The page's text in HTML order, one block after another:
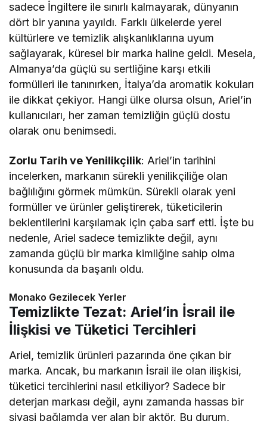
sadece İngiltere ile sınırlı kalmayarak, dünyanın
dört bir yanına yayıldı. Farklı ülkelerde yerel
kültürlere ve temizlik alışkanlıklarına uyum
sağlayarak, küresel bir marka haline geldi. Mesela,
Almanya’da güçlü su sertliğine karşı etkili
formülleri ile tanınırken, İtalya’da aromatik kokuları
ile dikkat çekiyor. Hangi ülke olursa olsun, Ariel’in
kullanıcıları, her zaman temizliğin güçlü dostu
olarak onu benimsedi.
Zorlu Tarih ve Yenilikçilik: Ariel’in tarihini
incelerken, markanın sürekli yenilikçiliğe olan
bağlılığını görmek mümkün. Sürekli olarak yeni
formüller ve ürünler geliştirerek, tüketicilerin
beklentilerini karşılamak için çaba sarf etti. İşte bu
nedenle, Ariel sadece temizlikte değil, aynı
zamanda güçlü bir marka kimliğine sahip olma
konusunda da başarılı oldu.
Monako Gezilecek Yerler
Temizlikte Tezat: Ariel’in İsrail ile
İlişkisi ve Tüketici Tercihleri
Ariel, temizlik ürünleri pazarında öne çıkan bir
marka. Ancak, bu markanın İsrail ile olan ilişkisi,
tüketici tercihlerini nasıl etkiliyor? Sadece bir
deterjan markası değil, aynı zamanda hassas bir
siyasi bağlamda yer alan bir aktör. Bu durum,